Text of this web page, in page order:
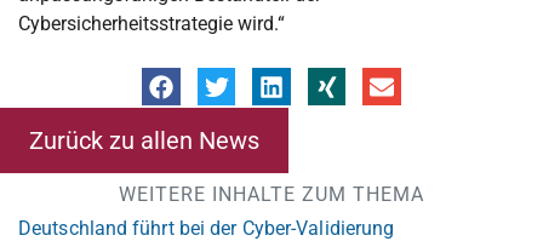
Cybersicherheitsstrategie wird.“
Zurück zu allen News
WEITERE INHALTE ZUM THEMA
Deutschland führt bei der Cyber-Validierung